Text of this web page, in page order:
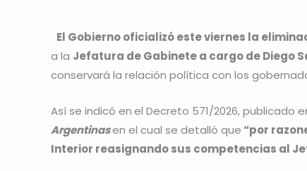
El Gobierno oficializó este viernes la
a la Jefatura de Gabinete a cargo de Diego
conservará la relación política con los
Así se indicó enel Decreto 571/2026, publicado
Argentinasen el cual se detalló que“por
Interior reasignando sus competencias al